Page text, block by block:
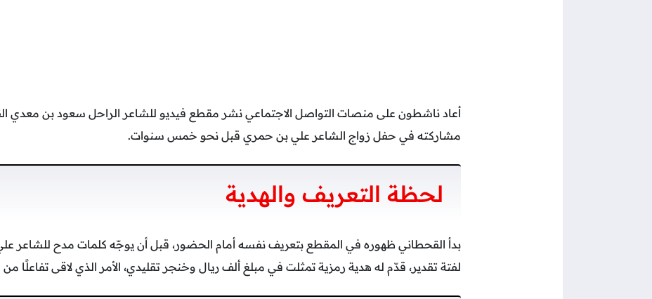
أعاد ناشطون على منصات التواصل الاجتماعي نشر مقطع فيديو للشاعر الراحل سعود بن معدي
مشاركته في حفل زواج الشاعر علي بن حمري قبل نحو خمس سنوات.
لحظة التعريف والهدية
بدأ القحطاني ظهوره في المقطع بتعريف نفسه أمام الحضور، قبل أن يوجّه كلمات مدح للشاعر
لفتة تقدير، قدّم له هدية رمزية تمثلت في مبلغ ألف ريال وخنجر تقليدي، الأمر الذي لاقى تفاعلًا